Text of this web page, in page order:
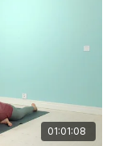
01:01:08